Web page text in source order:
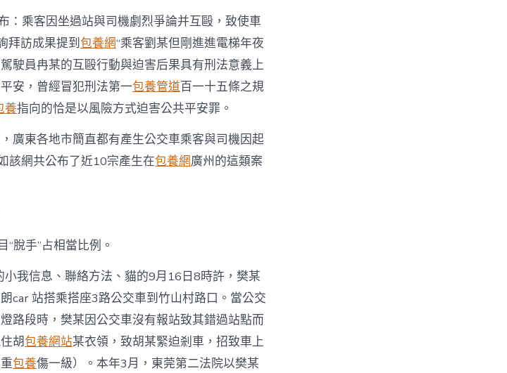
人
嘗
苦
果
多
因
一
包
價
錢
乘
題”
動
中
：乘客因坐過站與司機劇烈爭論并互毆，致使車
拜訪成果提到包養網“乘客劉某但剛進進電梯年夜
駛員冉某的互毆行動與迫害后果具有刑法意義上
安，曾經冒犯刑法第一包養管道百一十五條之規
養指向的恰是以風險方式迫害公共平安罪。
廣東各地市簡直都有產生公交車乘客與司機因起
該網共公布了近10宗產生在包養網廣州的這類案
“脫手”占相當比例。
我信息、聯絡方法、貓的9月16日8時許，樊某
car 站搭乘搭座3路公交車到竹山村路口。當公交
路段時，樊某因公交車沒有報站致其錯過站點而
胡包養網站某衣領，致胡某緊迫剎車，招致車上
包養傷一級）。本年3月，東莞第二法院以樊某